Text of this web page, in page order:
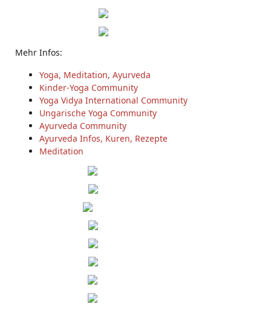
Mehr Infos:
Yoga, Meditation, Ayurveda
Kinder-Yoga Community
Yoga Vidya International Community
Ungarische Yoga Community
Ayurveda Community
Ayurveda Infos, Kuren, Rezepte
Meditation